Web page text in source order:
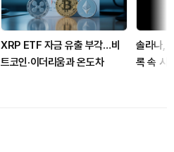
XRP ETF 자금 유출 부각…비
트코인·이더리움과 온도차
솔라나,
록 속 시